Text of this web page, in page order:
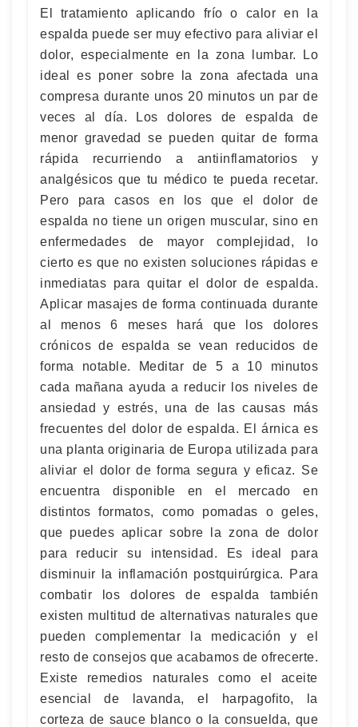
El tratamiento aplicando frío o calor en la
espalda puede ser muy efectivo para aliviar el
dolor, especialmente en la zona lumbar. Lo
ideal es poner sobre la zona afectada una
compresa durante unos 20 minutos un par de
veces al día. Los dolores de espalda de
menor gravedad se pueden quitar de forma
rápida recurriendo a antiinflamatorios y
analgésicos que tu médico te pueda recetar.
Pero para casos en los que el dolor de
espalda no tiene un origen muscular, sino en
enfermedades de mayor complejidad, lo
cierto es que no existen soluciones rápidas e
inmediatas para quitar el dolor de espalda.
Aplicar masajes de forma continuada durante
al menos 6 meses hará que los dolores
crónicos de espalda se vean reducidos de
forma notable. Meditar de 5 a 10 minutos
cada mañana ayuda a reducir los niveles de
ansiedad y estrés, una de las causas más
frecuentes del dolor de espalda. El árnica es
una planta originaria de Europa utilizada para
aliviar el dolor de forma segura y eficaz. Se
encuentra disponible en el mercado en
distintos formatos, como pomadas o geles,
que puedes aplicar sobre la zona de dolor
para reducir su intensidad. Es ideal para
disminuir la inflamación postquirúrgica. Para
combatir los dolores de espalda también
existen multitud de alternativas naturales que
pueden complementar la medicación y el
resto de consejos que acabamos de ofrecerte.
Existe remedios naturales como el aceite
esencial de lavanda, el harpagofito, la
corteza de sauce blanco o la consuelda, que